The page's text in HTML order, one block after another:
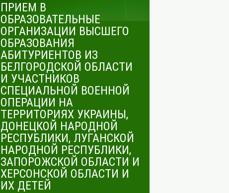
ПРИЕМ В
ОБРАЗОВАТЕЛЬНЫЕ
ОРГАНИЗАЦИИ ВЫСШЕГО
ОБРАЗОВАНИЯ
АБИТУРИЕНТОВ ИЗ
БЕЛГОРОДСКОЙ ОБЛАСТИ
И УЧАСТНИКОВ
СПЕЦИАЛЬНОЙ ВОЕННОЙ
ОПЕРАЦИИ НА
ТЕРРИТОРИЯХ УКРАИНЫ,
ДОНЕЦКОЙ НАРОДНОЙ
РЕСПУБЛИКИ, ЛУГАНСКОЙ
НАРОДНОЙ РЕСПУБЛИКИ,
ЗАПОРОЖСКОЙ ОБЛАСТИ И
ХЕРСОНСКОЙ ОБЛАСТИ И
ИХ ДЕТЕЙ